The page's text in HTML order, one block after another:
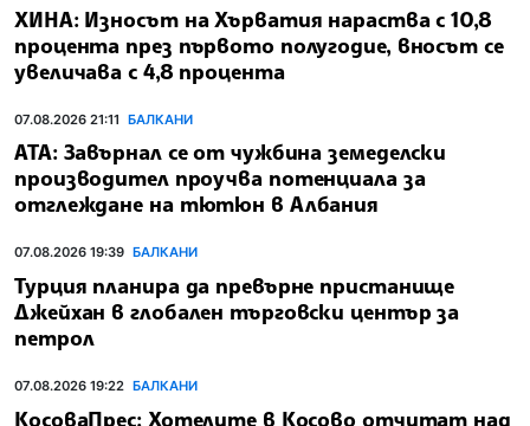
ХИНА: Износът на Хърватия нараства с 10,8
процента през първото полугодие, вносът се
увеличава с 4,8 процента
07.08.2026 21:11 БАЛКАНИ
АТА: Завърнал се от чужбина земеделски
производител проучва потенциала за
отглеждане на тютюн в Албания
07.08.2026 19:39 БАЛКАНИ
Турция планира да превърне пристанище
Джейхан в глобален търговски център за
петрол
07.08.2026 19:22 БАЛКАНИ
КосоваПрес: Хотелите в Косово отчитат над